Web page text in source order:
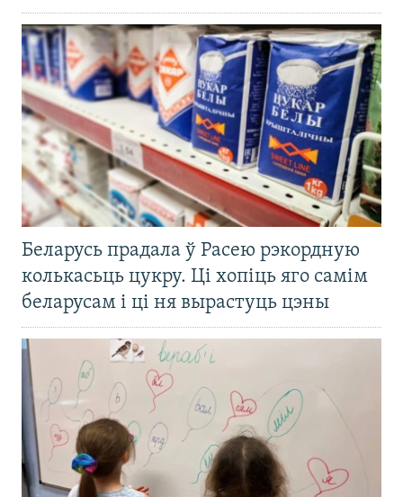
Беларусь прадала ў Расею рэкордную
колькасьць цукру. Ці хопіць яго самім
беларусам і ці ня вырастуць цэны